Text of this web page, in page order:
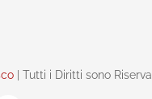
| Tutti i Diritti sono